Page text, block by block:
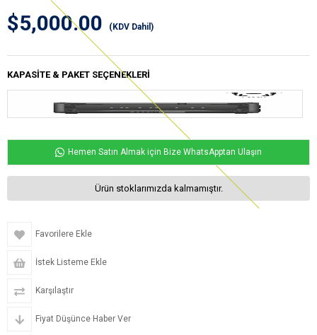
$5,000.00 (KDV Dahil)
KAPASITE & PAKET SEÇENEKLERI
Hemen Satın Almak için Bize WhatsApptan Ulaşın
Ürün stoklarımızda kalmamıştır.
Favorilere Ekle
İstek Listeme Ekle
Karşılaştır
Fiyat Düşünce Haber Ver